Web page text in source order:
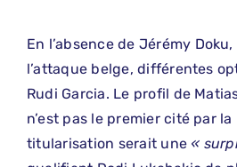
En l’absence de Jérémy
l’attaque belge, différentes
Rudi Garcia. Le profil de
n’est pas le premier cité par
titularisation serait une «